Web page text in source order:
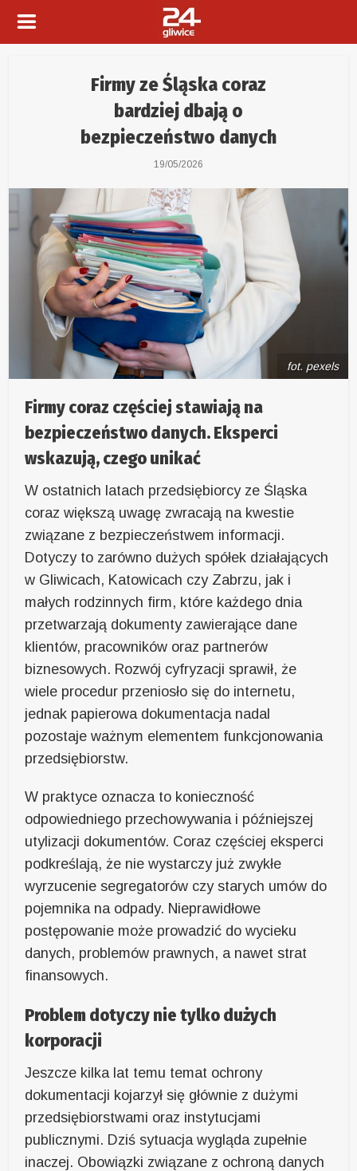
Firmy ze Śląska coraz
bardziej dbają o
bezpieczeństwo danych
19/05/2026
fot. pexels
Firmy coraz częściej stawiają na
bezpieczeństwo danych. Eksperci
wskazują, czego unikać
W ostatnich latach przedsiębiorcy ze Śląska
coraz większą uwagę zwracają na kwestie
związane z bezpieczeństwem informacji.
Dotyczy to zarówno dużych spółek działających
w Gliwicach, Katowicach czy Zabrzu, jak i
małych rodzinnych firm, które każdego dnia
przetwarzają dokumenty zawierające dane
klientów, pracowników oraz partnerów
biznesowych. Rozwój cyfryzacji sprawił, że
wiele procedur przeniosło się do internetu,
jednak papierowa dokumentacja nadal
pozostaje ważnym elementem funkcjonowania
przedsiębiorstw.
W praktyce oznacza to konieczność
odpowiedniego przechowywania i późniejszej
utylizacji dokumentów. Coraz częściej eksperci
podkreślają, że nie wystarczy już zwykłe
wyrzucenie segregatorów czy starych umów do
pojemnika na odpady. Nieprawidłowe
postępowanie może prowadzić do wycieku
danych, problemów prawnych, a nawet strat
finansowych.
Problem dotyczy nie tylko dużych
korporacji
Jeszcze kilka lat temu temat ochrony
dokumentacji kojarzył się głównie z dużymi
przedsiębiorstwami oraz instytucjami
publicznymi. Dziś sytuacja wygląda zupełnie
inaczej. Obowiązki związane z ochroną danych